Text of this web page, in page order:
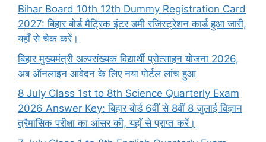
Bihar Board 10th 12th Dummy Registration Card
2027: बिहार बोर्ड मैट्रिक इंटर डमी रजिस्ट्रेशन कार्ड हुआ जारी,
यहाँ से चेक करें।
बिहार मुख्यमंत्री अल्पसंख्यक विद्यार्थी प्रोत्साहन योजना 2026,
अब ऑनलाइन आवेदन के लिए नया पोर्टल लांच हुआ
8 July Class 1st to 8th Science Quarterly Exam
2026 Answer Key: बिहार बोर्ड 6वीं से 8वीं 8 जुलाई विज्ञान
त्रैमासिक परीक्षा का आंसर की, यहाँ से प्राप्त करें।